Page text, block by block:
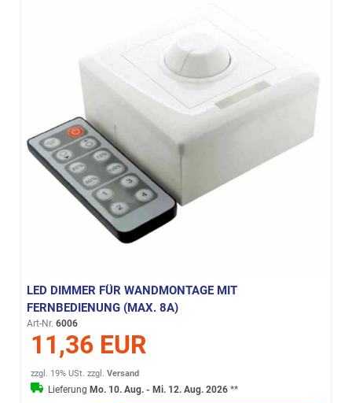
LED DIMMER FÜR WANDMONTAGE MIT
FERNBEDIENUNG (MAX. 8A)
Art-Nr. 6006
11,36 EUR
zzgl. 19% USt. zzgl.Versand
LieferungMo. 10. Aug. - Mi. 12. Aug. 2026 **